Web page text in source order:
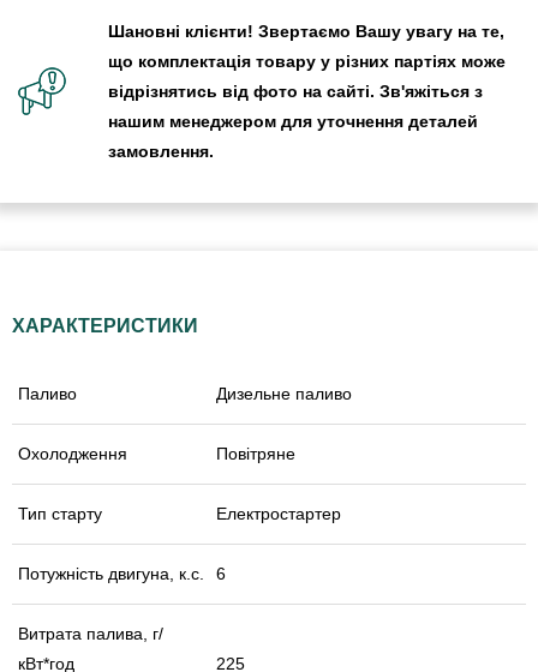
Шановні клієнти! Звертаємо Вашу увагу на те,
що комплектація товару у різних партіях може
відрізнятись від фото на сайті. Зв'яжіться з
нашим менеджером для уточнення деталей
замовлення.
ХАРАКТЕРИСТИКИ
Паливо Дизельне паливо
Охолодження Повітряне
Тип старту Електростартер
Потужність двигуна, к.с. 6
Витрата палива, г/
кВт*год
225